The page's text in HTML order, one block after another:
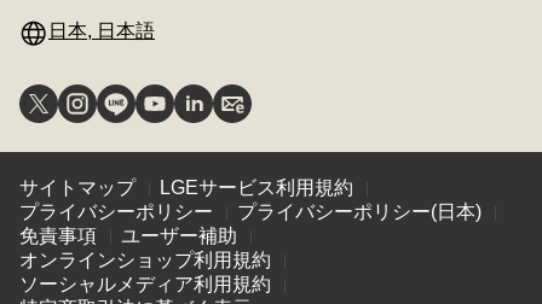
り
え
ー
の
り
替
え
日本, 日本語
サイトマップ
LGEサービス利用規約
プライバシーポリシー
プライバシーポリシー(日本)
免責事項
ユーザー補助
オンラインショップ利用規約
ソーシャルメディア利用規約